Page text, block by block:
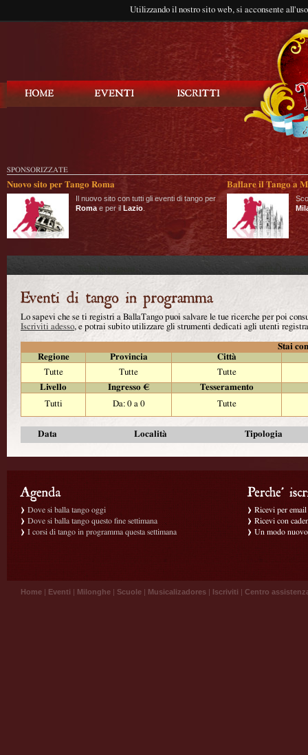
Utilizzando il nostro sito web, si acconsente
SPONSORIZZATE
Nuovo sito per Tango Roma
Il nuovo sito con tutti gli eventi di tango per
Roma e per il Lazio
Ballare il Tango a
Lo sapevi che se ti registri a BallaTango puoi salvare le tue ricerche per poi
Iscriviti adesso, e potrai subito utilizzare gli strumenti dedicati agli utenti
Stai
Regione
Provincia
Città
Tutte
Tutte
Tutte
Livello
Ingresso €
Tesseramento
Tutti
Da: 0 a 0 Tutte
Data Località Tipologia
Dove si balla tango oggi
Dove si balla tango questo fine settimana
I corsi di tango in programma questa settimana
Ricevi per
Ricevi con
Un modo
Home | Eventi | Milonghe | Scuole | Musicalizadores | Iscriviti | Centro